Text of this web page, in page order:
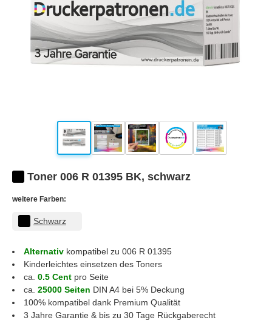
Toner 006 R 01395 BK, schwarz
weitere Farben:
Schwarz
Alternativ kompatibel zu 006 R 01395
Kinderleichtes einsetzen des Toners
ca. 0.5 Cent pro Seite
ca. 25000 Seiten DIN A4 bei 5% Deckung
100% kompatibel dank Premium Qualität
3 Jahre Garantie & bis zu 30 Tage Rückgaberecht